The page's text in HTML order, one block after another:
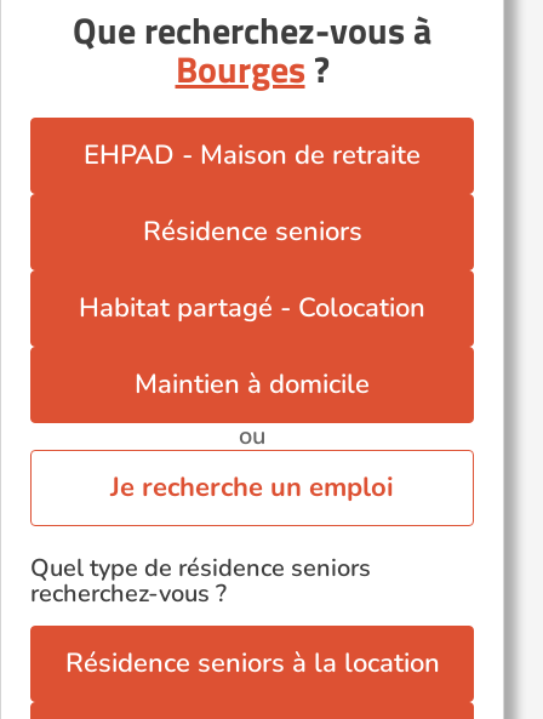
Nérondes (18350)
Précy (18140)
Saint-Amand-Montrond (18200)
Sancerre (18300)
Sury-en-Vaux (18300)
Que recherchez-vous à
Bourges?
EHPAD - Maison de retraite
Résidence seniors
Habitat partagé - Colocation
Maintien à domicile
ou
Je recherche un emploi
Quel type de résidence seniors
recherchez-vous ?
Résidence seniors à la location